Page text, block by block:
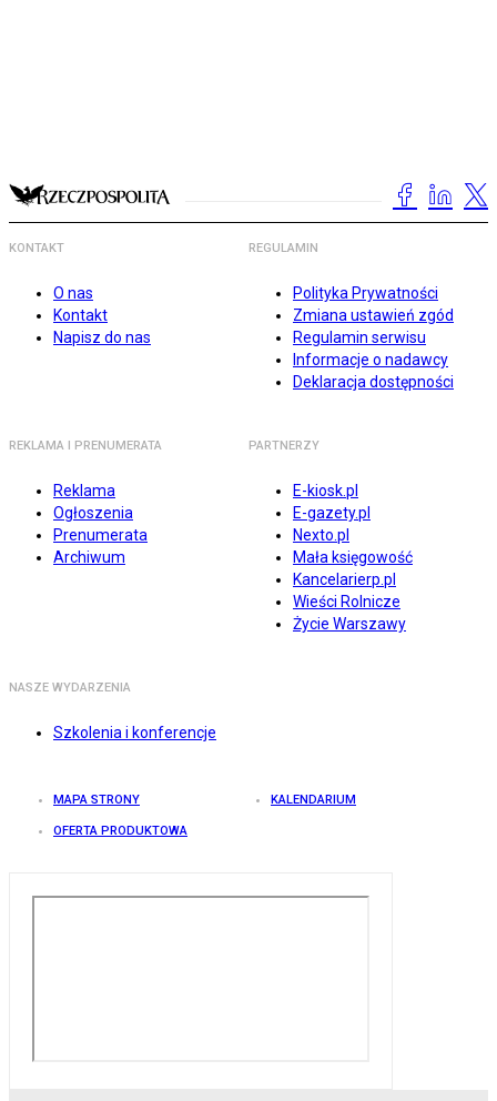
KONTAKT
O nas
Kontakt
Napisz do nas
REGULAMIN
Polityka Prywatności
Zmiana ustawień zgód
Regulamin serwisu
Informacje o nadawcy
Deklaracja dostępności
REKLAMA I PRENUMERATA
Reklama
Ogłoszenia
Prenumerata
Archiwum
PARTNERZY
E-kiosk.pl
E-gazety.pl
Nexto.pl
Mała księgowość
Kancelarierp.pl
Wieści Rolnicze
Życie Warszawy
NASZE WYDARZENIA
Szkolenia i konferencje
MAPA STRONY KALENDARIUM
OFERTA PRODUKTOWA